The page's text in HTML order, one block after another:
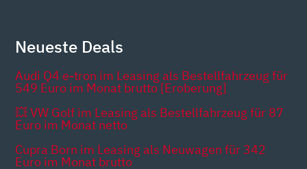
Neueste Deals
Audi Q4 e-tron im Leasing als Bestellfahrzeug für
549 Euro im Monat brutto [Eroberung]
💥 VW Golf im Leasing als Bestellfahrzeug für 87
Euro im Monat netto
Cupra Born im Leasing als Neuwagen für 342
Euro im Monat brutto